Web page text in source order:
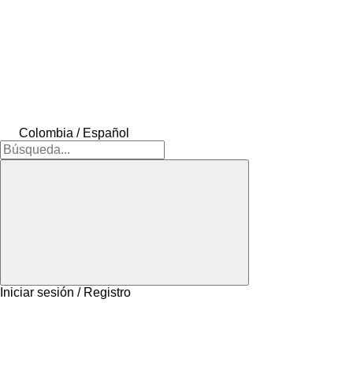
Colombia / Español
Iniciar sesión / Registro